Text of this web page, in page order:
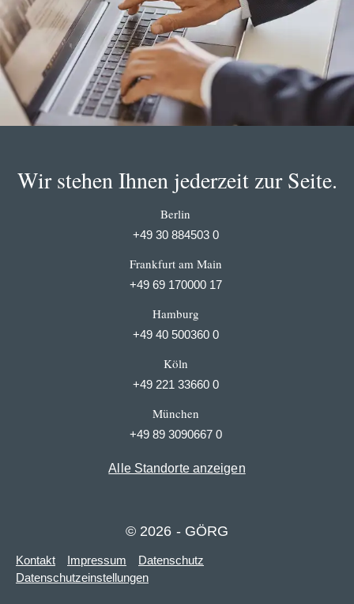
Wir stehen Ihnen jederzeit zur Seite.
Berlin
+49 30 884503 0
Frankfurt am Main
+49 69 170000 17
Hamburg
+49 40 500360 0
Köln
+49 221 33660 0
München
+49 89 3090667 0
Alle Standorte anzeigen
© 2026 - GÖRG
Kontakt Impressum
Datenschutz
Datenschutzeinstellungen